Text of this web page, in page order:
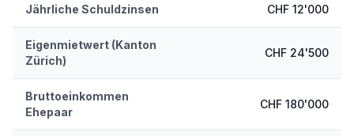
Jährliche Schuldzinsen CHF 12'000
Eigenmietwert (Kanton
Zürich)
CHF 24'500
Bruttoeinkommen
Ehepaar
CHF 180'000